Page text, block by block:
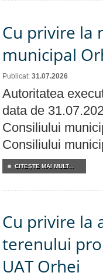
Cu privire la
municipal
Publicat: 31.07.2026
Autoritatea
data de
Consiliului
Consiliului
CITEŞTE MAI MULT...
Cu privire la
terenului
UAT Orhei